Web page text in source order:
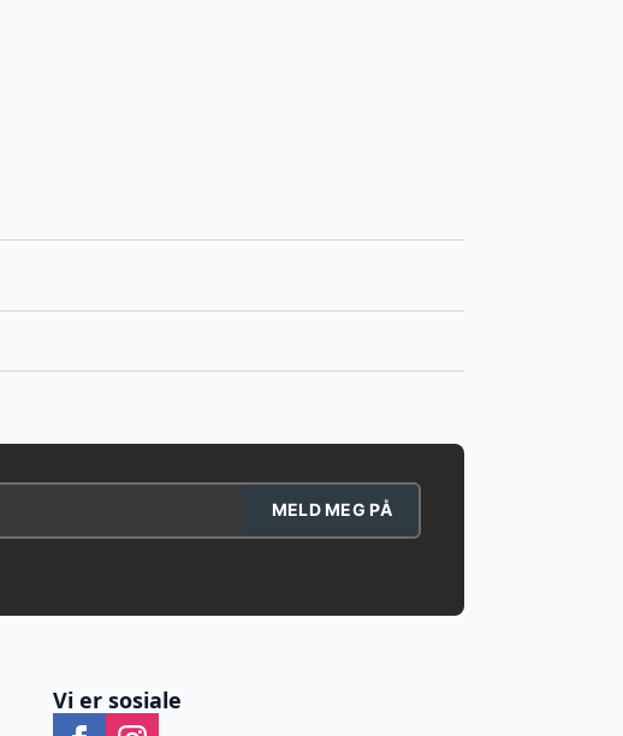
MELD MEG PÅ
Vi er sosiale